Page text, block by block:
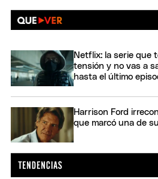
Netflix: la serie que
tensión y no vas a
hasta el último
Harrison Ford
que marcó una de